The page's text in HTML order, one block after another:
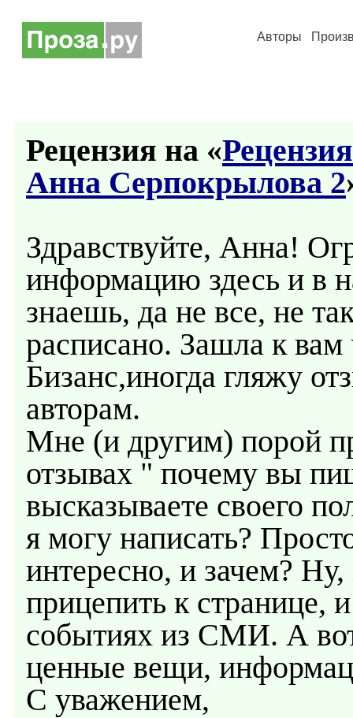
Авторы
Рецензия на «
Анна Серпокрылова 2
Здравствуйте, Анна!
информацию здесь и в
знаешь, да не все, не
расписано. Зашла к
Бизанс,иногда гляжу
авторам.
Мне (и другим) порой
отзывах " почему вы
высказываете своего
я могу написать?
интересно, и зачем?
прицепить к странице,
событиях из СМИ. А вот
ценные вещи,
С уважением,